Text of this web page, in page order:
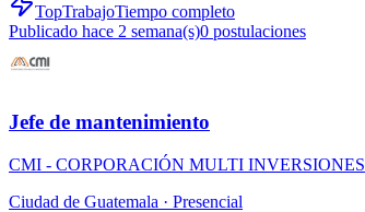
TopTrabajoTiempo completo
Publicado hace 2 semana(s)0 postulaciones
Jefe de mantenimiento
CMI - CORPORACIÓN MULTI INVERSIONES
Ciudad de Guatemala · Presencial